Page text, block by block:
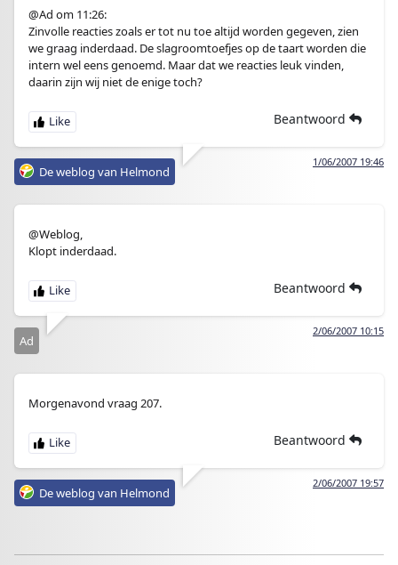
@Ad om 11:26:
Zinvolle reacties zoals er tot nu toe altijd worden gegeven, zien
we graag inderdaad. De slagroomtoefjes op de taart worden die
intern wel eens genoemd. Maar dat we reacties leuk vinden,
daarin zijn wij niet de enige toch?
Beantwoord
1/06/2007 19:46
De weblog van Helmond
@Weblog,
Klopt inderdaad.
Beantwoord
2/06/2007 10:15
Ad
Morgenavond vraag 207.
Beantwoord
2/06/2007 19:57
De weblog van Helmond